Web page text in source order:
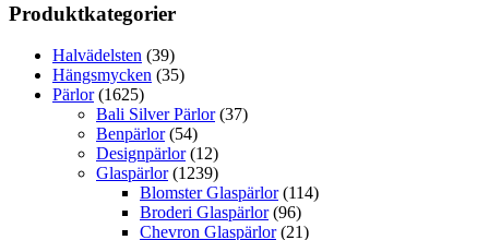
Produktkategorier
Halvädelsten (39)
Hängsmycken (35)
Pärlor (1625)
Bali Silver Pärlor (37)
Benpärlor (54)
Designpärlor (12)
Glaspärlor (1239)
Blomster Glaspärlor (114)
Broderi Glaspärlor (96)
Chevron Glaspärlor (21)